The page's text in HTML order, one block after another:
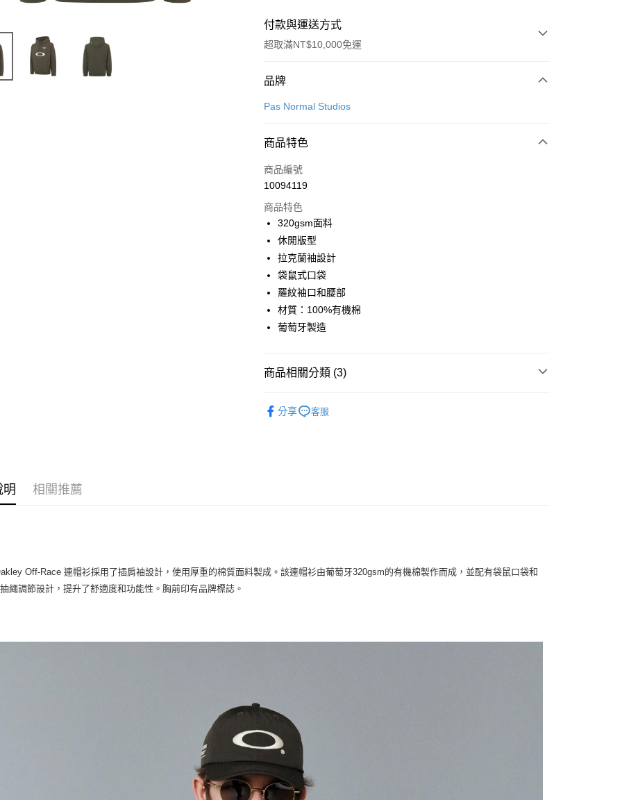
付款與運送方式
超取滿NT$10,000免運
付款方式
信用卡一次付款
Apple Pay
Google Pay
運送方式
全家店到店
每筆NT$80，滿NT$10,000(含以上)免運費
付款後全家取貨
7-11店到店
付款後7-11取貨
品牌
Pas Normal Studios
商品特色
商品編號
10094119
商品特色
320gsm面料
休閒版型
拉克蘭袖設計
袋鼠式口袋
羅紋袖口和腰部
材質：100%有機棉
葡萄牙製造
商品相關分類 (3)
分享 客服
明 相關推薦
Off-Race 連帽衫採用了插肩袖設計，使用厚重的棉質面料製成。該連帽衫由葡萄牙320gsm的有機棉製作而成，並配有袋鼠口袋和
繩調節設計，提升了舒適度和功能性。胸前印有品牌標誌。